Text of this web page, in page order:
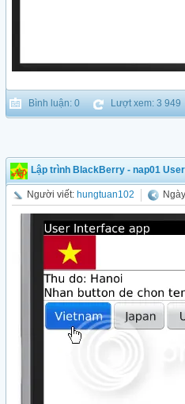
Bình luận: 0 Lượt xem: 3 949
Lập trình BlackBerry - nap01
Người viết: hungtuan102